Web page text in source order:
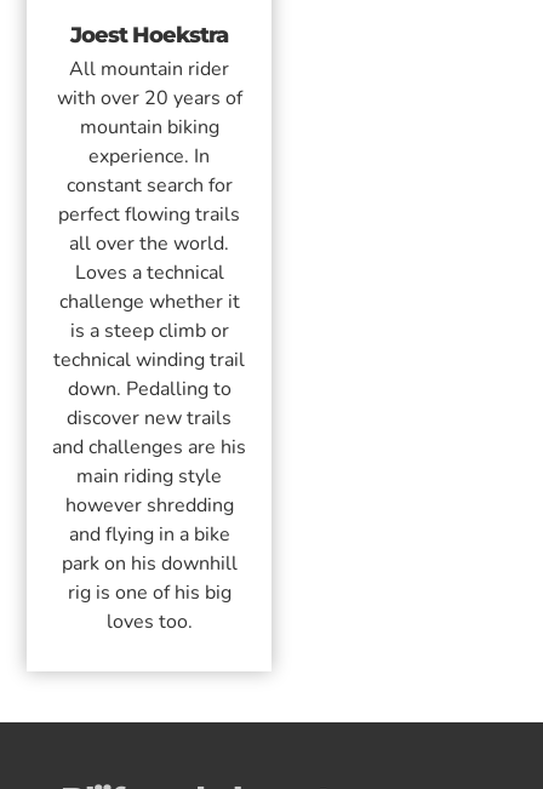
Joest Hoekstra
All mountain rider
with over 20 years of
mountain biking
experience. In
constant search for
perfect flowing trails
all over the world.
Loves a technical
challenge whether it
is a steep climb or
technical winding trail
down. Pedalling to
discover new trails
and challenges are his
main riding style
however shredding
and flying in a bike
park on his downhill
rig is one of his big
loves too.